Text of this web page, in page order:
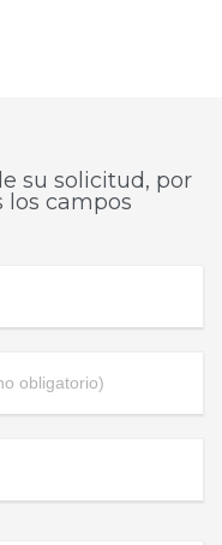
su solicitud, por
los campos